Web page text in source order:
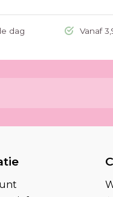
dag
Vanaf